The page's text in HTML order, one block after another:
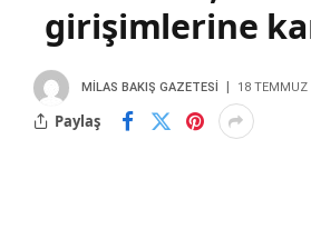
girişimlerine
MILAS BAKIŞ GAZETESI 18 TEMMUZ
Paylaş